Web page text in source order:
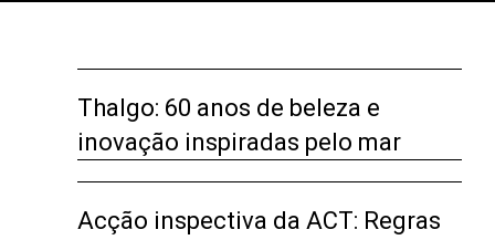
Thalgo: 60 anos de beleza e
inovação inspiradas pelo mar
Acção inspectiva da ACT: Regras